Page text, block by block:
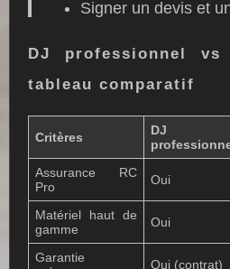
Signer un devis et
DJ professionnel
tableau comparatif
Critères
DJ
Assurance RC
Pro
Oui
Matériel haut de
gamme
Oui
Garantie
Oui (contrat)